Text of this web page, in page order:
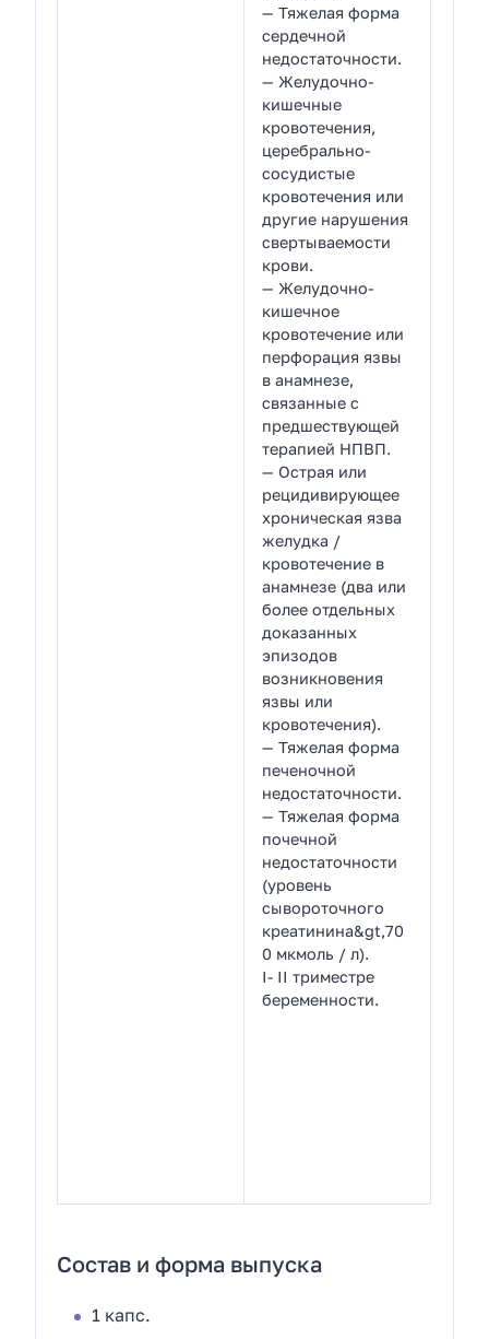
— Тяжелая форма
сердечной
недостаточности.
— Желудочно-
кишечные
кровотечения,
церебрально-
сосудистые
кровотечения или
другие нарушения
свертываемости
крови.
— Желудочно-
кишечное
кровотечение или
перфорация язвы
в анамнезе,
связанные с
предшествующей
терапией НПВП.
— Острая или
рецидивирующее
хроническая язва
желудка /
кровотечение в
анамнезе (два или
более отдельных
доказанных
эпизодов
возникновения
язвы или
кровотечения).
— Тяжелая форма
печеночной
недостаточности.
— Тяжелая форма
почечной
недостаточности
(уровень
сывороточного
креатинина&gt,70
0 мкмоль / л).
I- II триместре
беременности.
Состав и форма выпуска
1 капс.